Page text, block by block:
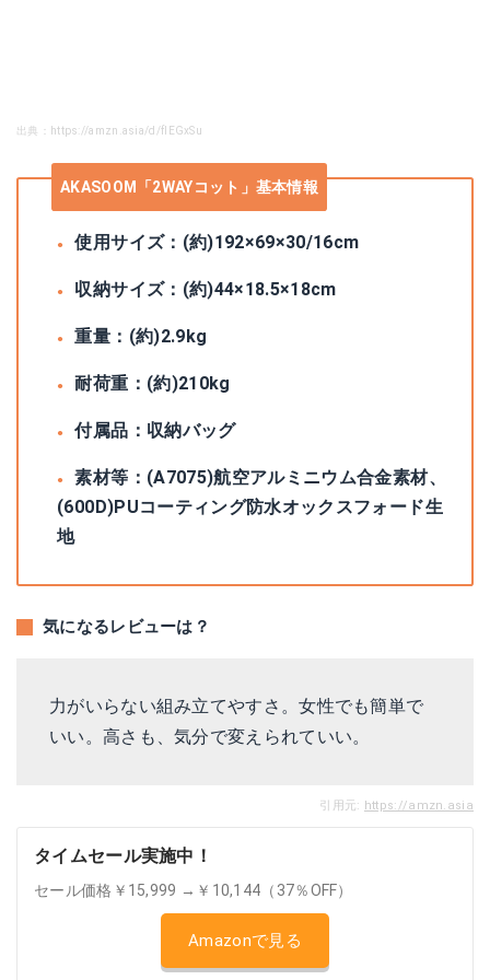
出典：https://amzn.asia/d/fIEGxSu
AKASOOM「2WAYコット」基本情報
使用サイズ：(約)192×69×30/16cm
収納サイズ：(約)44×18.5×18cm
重量：(約)2.9kg
耐荷重：(約)210kg
付属品：収納バッグ
素材等：(A7075)航空アルミニウム合金素材、
(600D)PUコーティング防水オックスフォード生
地
気になるレビューは？
力がいらない組み立てやすさ。女性でも簡単で
いい。高さも、気分で変えられていい。
引用元: https://amzn.asia
タイムセール実施中！
セール価格￥15,999 →￥10,144（37％OFF）
Amazonで見る